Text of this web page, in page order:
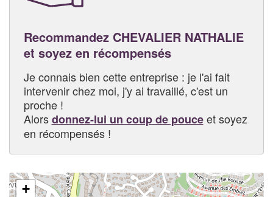
Recommandez CHEVALIER NATHALIE
et soyez en récompensés
Je connais bien cette entreprise : je l'ai fait
intervenir chez moi, j'y ai travaillé, c'est un
proche !
Alorsdonnez-lui un coup de pouceet soyez
en récompensés !
+